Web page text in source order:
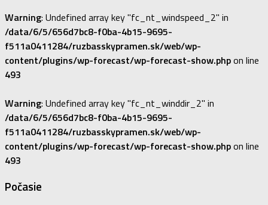
Warning: Undefined array key "fc_nt_windspeed_2" in
/data/6/5/656d7bc8-f0ba-4b15-9695-
f511a0411284/ruzbasskypramen.sk/web/wp-
content/plugins/wp-forecast/wp-forecast-show.phpon line
493
Warning: Undefined array key "fc_nt_winddir_2" in
/data/6/5/656d7bc8-f0ba-4b15-9695-
f511a0411284/ruzbasskypramen.sk/web/wp-
content/plugins/wp-forecast/wp-forecast-show.phpon line
493
Počasie